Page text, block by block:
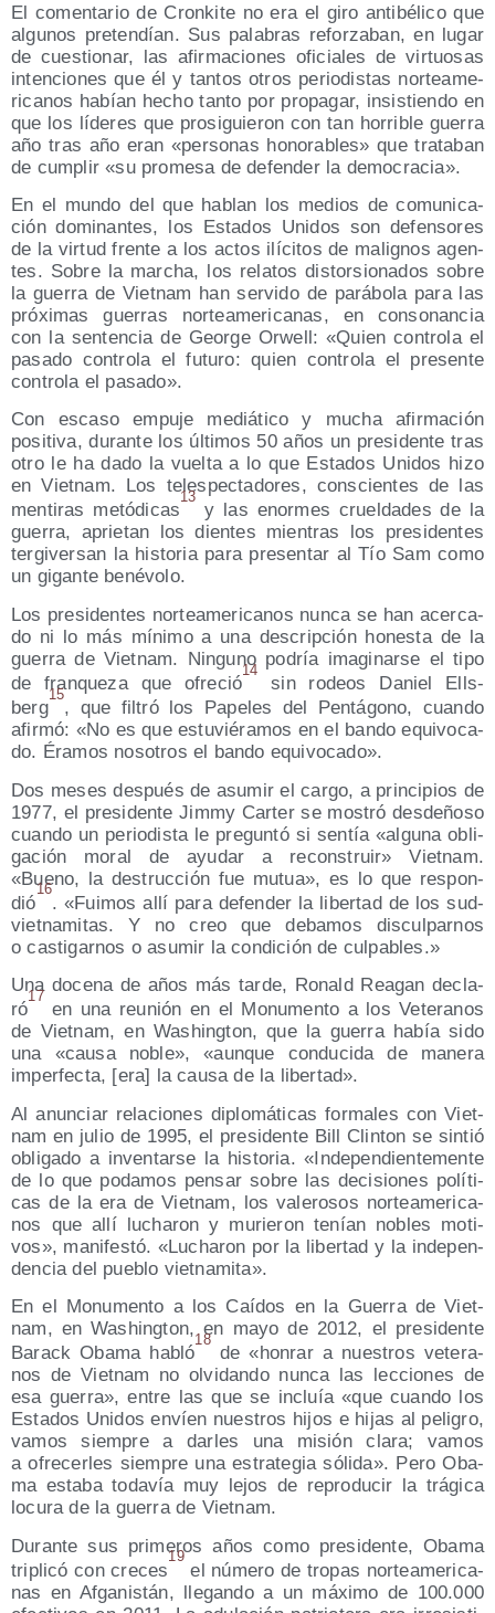
El comen­ta­rio de Cron­ki­te no era el giro anti­bé­li­co que
algu­nos pre­ten­dían. Sus pala­bras refor­za­ban, en lugar
de cues­tio­nar, las afir­ma­cio­nes ofi­cia­les de vir­tuo­sas
inten­cio­nes que él y tan­tos otros perio­dis­tas nor­te­ame­
ri­ca­nos habían hecho tan­to por pro­pa­gar, insis­tien­do en
que los líde­res que pro­si­guie­ron con tan horri­ble gue­rra
año tras año eran «per­so­nas hono­ra­bles» que tra­ta­ban
de cum­plir «su pro­me­sa de defen­der la democracia».
En el mun­do del que hablan los medios de comu­ni­ca­
ción domi­nan­tes, los Esta­dos Uni­dos son defen­so­res
de la vir­tud fren­te a los actos ilí­ci­tos de malig­nos agen­
tes. Sobre la mar­cha, los rela­tos dis­tor­sio­na­dos sobre
la gue­rra de Viet­nam han ser­vi­do de pará­bo­la para las
pró­xi­mas gue­rras nor­te­ame­ri­ca­nas, en con­so­nan­cia
con la sen­ten­cia de Geor­ge Orwell: «Quien con­tro­la el
pasa­do con­tro­la el futu­ro: quien con­tro­la el pre­sen­te
con­tro­la el pasado».
Con esca­so empu­je mediá­ti­co y mucha afir­ma­ción
posi­ti­va, duran­te los últi­mos 50 años un pre­si­den­te tras
otro le ha dado la vuel­ta a lo que Esta­dos Uni­dos hizo
en Viet­nam. Los teles­pec­ta­do­res, cons­cien­tes de las
men­ti­ras metó­di­cas
13
y las enor­mes cruel­da­des de la
gue­rra, aprie­tan los dien­tes mien­tras los pre­si­den­tes
ter­gi­ver­san la his­to­ria para pre­sen­tar al Tío Sam como
un gigan­te benévolo.
Los pre­si­den­tes nor­te­ame­ri­ca­nos nun­ca se han acer­ca­
do ni lo más míni­mo a una des­crip­ción hones­ta de la
gue­rra de Viet­nam. Nin­guno podría ima­gi­nar­se el tipo
de fran­que­za que ofre­ció
14
sin rodeos Daniel Ells­
berg
15
, que fil­tró los Pape­les del Pen­tá­gono, cuan­do
afir­mó: «No es que estu­vié­ra­mos en el ban­do equi­vo­ca­
do. Éra­mos noso­tros el ban­do equivocado».
Dos meses des­pués de asu­mir el car­go, a prin­ci­pios de
1977, el pre­si­den­te Jimmy Car­ter se mos­tró des­de­ño­so
cuan­do un perio­dis­ta le pre­gun­tó si sen­tía «algu­na obli­
ga­ción moral de ayu­dar a recons­truir» Viet­nam.
«Bueno, la des­truc­ción fue mutua», es lo que res­pon­
dió
16
. «Fui­mos allí para defen­der la liber­tad de los sud­
viet­na­mi­tas. Y no creo que deba­mos dis­cul­par­nos
o cas­ti­gar­nos o asu­mir la con­di­ción de culpables.»
Una doce­na de años más tar­de, Ronald Reagan decla­
ró
17
en una reu­nión en el Monu­men­to a los Vete­ra­nos
de Viet­nam, en Washing­ton, que la gue­rra había sido
una «cau­sa noble», «aun­que con­du­ci­da de mane­ra
imper­fec­ta, [era] la cau­sa de la libertad».
Al anun­ciar rela­cio­nes diplo­má­ti­cas for­ma­les con Viet­
nam en julio de 1995, el pre­si­den­te Bill Clin­ton se sin­tió
obli­ga­do a inven­tar­se la his­to­ria. «Inde­pen­dien­te­men­te
de lo que poda­mos pen­sar sobre las deci­sio­nes polí­ti­
cas de la era de Viet­nam, los vale­ro­sos nor­te­ame­ri­ca­
nos que allí lucha­ron y murie­ron tenían nobles moti­
vos», mani­fes­tó. «Lucha­ron por la liber­tad y la inde­pen­
den­cia del pue­blo vietnamita».
En el Monu­men­to a los Caí­dos en la Gue­rra de Viet­
nam, en Washing­ton, en mayo de 2012, el pre­si­den­te
Barack Oba­ma habló
18
de «hon­rar a nues­tros vete­ra­
nos de Viet­nam no olvi­dan­do nun­ca las lec­cio­nes de
esa gue­rra», entre las que se incluía «que cuan­do los
Esta­dos Uni­dos envíen nues­tros hijos e hijas al peli­gro,
vamos siem­pre a dar­les una misión cla­ra; vamos
a ofre­cer­les siem­pre una estra­te­gia sóli­da». Pero Oba­
ma esta­ba toda­vía muy lejos de repro­du­cir la trá­gi­ca
locu­ra de la gue­rra de Vietnam.
Duran­te sus pri­me­ros años como pre­si­den­te, Oba­ma
tri­pli­có con cre­ces
19
el núme­ro de tro­pas nor­te­ame­ri­ca­
nas en Afga­nis­tán, lle­gan­do a un máxi­mo de 100.000